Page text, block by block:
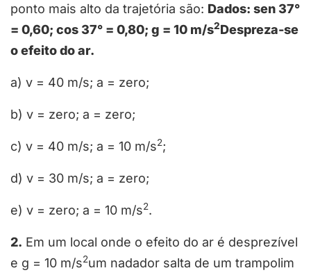
ponto mais alto da trajetória são: Dados: sen 37°
= 0,60; cos 37° = 0,80; g = 10 m/s2Despreza-se
o efeito do ar.
a) v = 40 m/s; a = zero;
b) v = zero; a = zero;
c) v = 40 m/s; a = 10 m/s2;
d) v = 30 m/s; a = zero;
e) v = zero; a = 10 m/s2.
2. Em um local onde o efeito do ar é desprezível
e g = 10 m/s2um nadador salta de um trampolim